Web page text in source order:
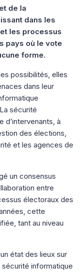
de la
dans les
les processus
pays où le vote
forme.
possibilités, elles
dans leur
sécurité
d’intervenants, à
des élections,
et les agences de
un consensus
entre
électoraux des
cette
tant au niveau
état des lieux sur
informatique